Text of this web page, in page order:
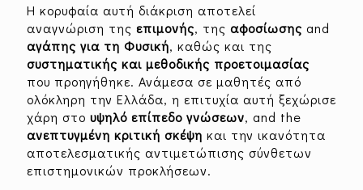
Η κορυφαία αυτή διάκριση αποτελεί
αναγνώριση της επιμονής, της αφοσίωσης and
αγάπης για τη Φυσική, καθώς και της
συστηματικής και μεθοδικής προετοιμασίας
που προηγήθηκε. Ανάμεσα σε μαθητές από
ολόκληρη την Ελλάδα, η επιτυχία αυτή ξεχώρισε
χάρη στο υψηλό επίπεδο γνώσεων, and the
ανεπτυγμένη κριτική σκέψη και την ικανότητα
αποτελεσματικής αντιμετώπισης σύνθετων
επιστημονικών προκλήσεων.